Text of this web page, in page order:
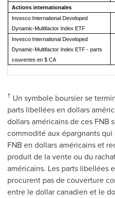
Actions internationales
Invesco International Developed
Dynamic-Multifactor Index ETF
Invesco International Developed
Dynamic-Multifactor Index ETF - parts
couvertes en $ CA
† Un symbole boursier se
parts libellées en dollars
dollars américains de ces FNB
commodité aux épargnants
FNB en dollars américains et
produit de la vente ou du
américains. Les parts libellées
procurent pas de couverture
entre le dollar canadien et le